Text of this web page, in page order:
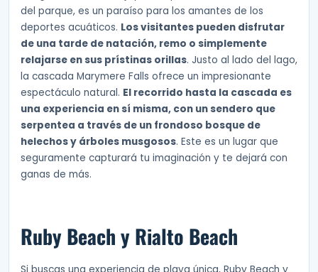
del parque, es un paraíso para los amantes de los
deportes acuáticos. Los visitantes pueden disfrutar
de una tarde de natación, remo o simplemente
relajarse en sus prístinas orillas. Justo al lado del lago,
la cascada Marymere Falls ofrece un impresionante
espectáculo natural. El recorrido hasta la cascada es
una experiencia en sí misma, con un sendero que
serpentea a través de un frondoso bosque de
helechos y árboles musgosos. Este es un lugar que
seguramente capturará tu imaginación y te dejará con
ganas de más.
Ruby Beach y Rialto Beach